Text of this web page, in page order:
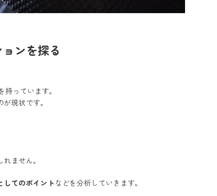
ンを探る
っています。
現状です。
ません。
してのポイントなどを分析していきます。